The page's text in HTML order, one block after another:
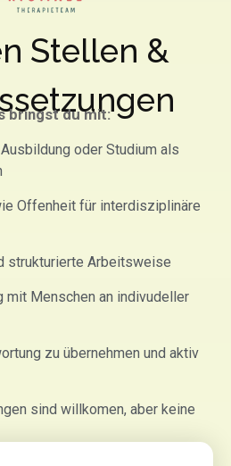
Stellen &
bringst du mit:
oder Studium als
Offenheit für interdisziplinäre
strukturierte Arbeitsweise
mit Menschen an indivudeller
zu übernehmen und aktiv
sind willkomen, aber keine